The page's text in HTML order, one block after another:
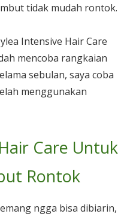
tidak mudah rontok.
Intensive Hair Care
mencoba rangkaian
sebulan, saya coba
menggunakan
Care Untuk
Rontok
ngga bisa dibiarin,